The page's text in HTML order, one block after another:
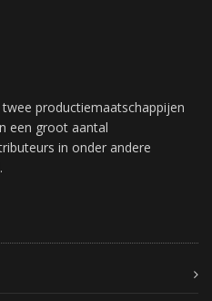
productiemaatschappijen
een groot aantal
in onder andere